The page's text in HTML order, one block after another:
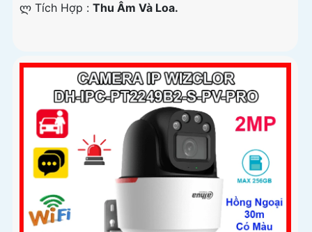
️ლ Tích Hợp : Thu Âm Và Loa.